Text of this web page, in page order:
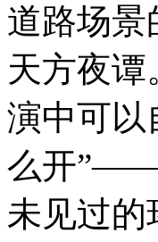
道路场景
天方夜
演中可以
么开”——
未见过的